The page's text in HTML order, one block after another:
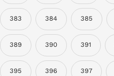
383 384 385
389 390 391
395 396 397